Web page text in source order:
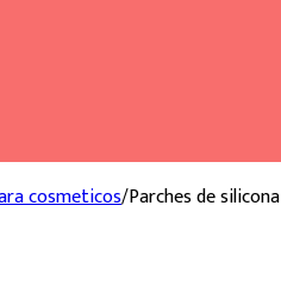
cosmeticos/Parches de silicona